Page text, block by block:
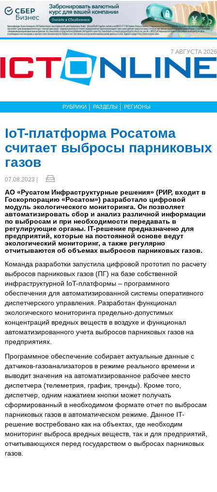
7 АВГУСТА 2026
РУБРИКИ РАЗДЕЛЫ РЕГИОНЫ
IoT-платформа Росатома
считает выбросы парниковых
газов
07.08.2023 |
АО «Русатом Инфраструктурные решения» (РИР, входит в
Госкорпорацию «Росатом») разработало цифровой
модуль экологического мониторинга. Он позволяет
автоматизировать сбор и анализ различной информации
по выбросам и при необходимости передавать в
регулирующие органы. IT-решение предназначено для
предприятий, которые на постоянной основе ведут
экологический мониторинг, а также регулярно
отчитываются об объемах выбросов парниковых газов.
Команда разработки запустила цифровой прототип по расчету
выбросов парниковых газов (ПГ) на базе собственной
инфраструктурной IoT-платформы – программного
обеспечения для автоматизированной системы оперативного
диспетчерского управления. Разработан функционал
экологического мониторинга предельно-допустимых
концентраций вредных веществ в воздухе и функционал
автоматизированного учета выбросов парниковых газов на
предприятиях.
Программное обеспечение собирает актуальные данные с
датчиков-газоанализаторов в режиме реального времени и
выводит значения на автоматизированное рабочее место
диспетчера (телеметрия, график, тренды). Кроме того,
диспетчер, одним нажатием кнопки может получать
сформированный в необходимом формате отчет по выбросам
парниковых газов в автоматическом режиме. Данное IT-
решение востребовано как на объектах, где необходим
мониторинг выброса вредных веществ, так и для предприятий,
отчитывающихся перед государством о выбросах парниковых
газов.